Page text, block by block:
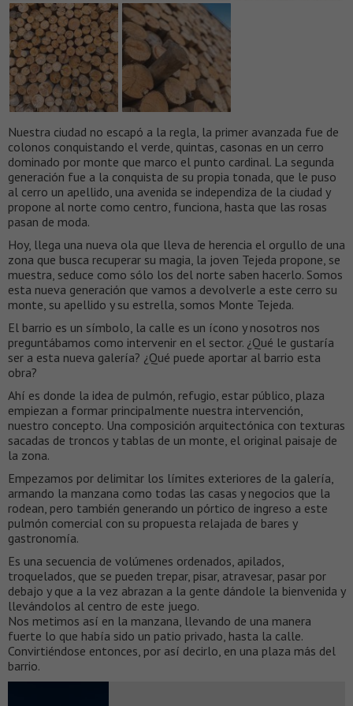
Nuestra ciudad no escapó a la regla, la primer avanzada fue de
colonos conquistando el verde, quintas, casonas en un cerro
dominado por monte que marco el punto cardinal. La segunda
generación fue a la conquista de su propia tonada, que le puso
al cerro un apellido, una avenida se independiza de la ciudad y
propone al norte como centro, funciona, hasta que las rosas
pasan de moda.
Hoy, llega una nueva ola que lleva de herencia el orgullo de una
zona que busca recuperar su magia, la joven Tejeda propone, se
muestra, seduce como sólo los del norte saben hacerlo. Somos
esta nueva generación que vamos a devolverle a este cerro su
monte, su apellido y su estrella, somos Monte Tejeda.
El barrio es un símbolo, la calle es un ícono y nosotros nos
preguntábamos como intervenir en el sector. ¿Qué le gustaría
ser a esta nueva galería? ¿Qué puede aportar al barrio esta
obra?
Ahí es donde la idea de pulmón, refugio, estar público, plaza
empiezan a formar principalmente nuestra intervención,
nuestro concepto. Una composición arquitectónica con texturas
sacadas de troncos y tablas de un monte, el original paisaje de
la zona.
Empezamos por delimitar los límites exteriores de la galería,
armando la manzana como todas las casas y negocios que la
rodean, pero también generando un pórtico de ingreso a este
pulmón comercial con su propuesta relajada de bares y
gastronomía.
Es una secuencia de volúmenes ordenados, apilados,
troquelados, que se pueden trepar, pisar, atravesar, pasar por
debajo y que a la vez abrazan a la gente dándole la bienvenida y
llevándolos al centro de este juego.
Nos metimos así en la manzana, llevando de una manera
fuerte lo que había sido un patio privado, hasta la calle.
Convirtiéndose entonces, por así decirlo, en una plaza más del
barrio.